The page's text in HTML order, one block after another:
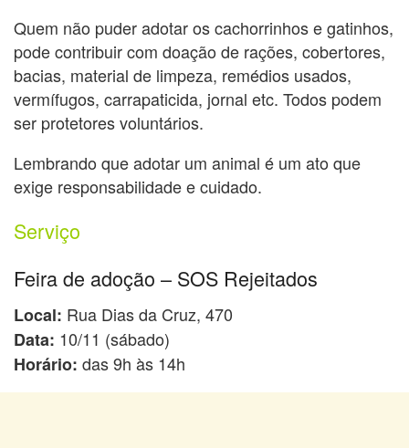
Quem não puder adotar os cachorrinhos e gatinhos,
pode contribuir com doação de rações, cobertores,
bacias, material de limpeza, remédios usados,
vermífugos, carrapaticida, jornal etc. Todos podem
ser protetores voluntários.
Lembrando que adotar um animal é um ato que
exige responsabilidade e cuidado.
Serviço
Feira de adoção – SOS Rejeitados
Local: Rua Dias da Cruz, 470
Data: 10/11 (sábado)
Horário: das 9h às 14h